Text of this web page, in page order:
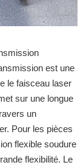
est une
le faisceau laser
sur une longue
un
Pour les pièces
flexible soudure
flexibilité. Le